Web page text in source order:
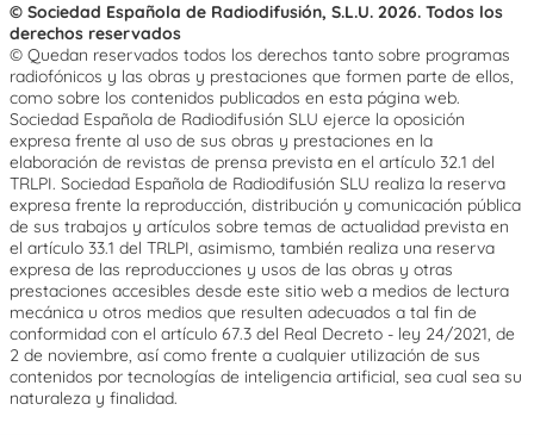
© Sociedad Española de Radiodifusión, S.L.U. 2026. Todos los
derechos reservados
© Quedan reservados todos los derechos tanto sobre programas
radiofónicos y las obras y prestaciones que formen parte de ellos,
como sobre los contenidos publicados en esta página web.
Sociedad Española de Radiodifusión SLU ejerce la oposición
expresa frente al uso de sus obras y prestaciones en la
elaboración de revistas de prensa prevista en el artículo 32.1 del
TRLPI. Sociedad Española de Radiodifusión SLU realiza la reserva
expresa frente la reproducción, distribución y comunicación pública
de sus trabajos y artículos sobre temas de actualidad prevista en
el artículo 33.1 del TRLPI, asimismo, también realiza una reserva
expresa de las reproducciones y usos de las obras y otras
prestaciones accesibles desde este sitio web a medios de lectura
mecánica u otros medios que resulten adecuados a tal fin de
conformidad con el artículo 67.3 del Real Decreto - ley 24/2021, de
2 de noviembre, así como frente a cualquier utilización de sus
contenidos por tecnologías de inteligencia artificial, sea cual sea su
naturaleza y finalidad.